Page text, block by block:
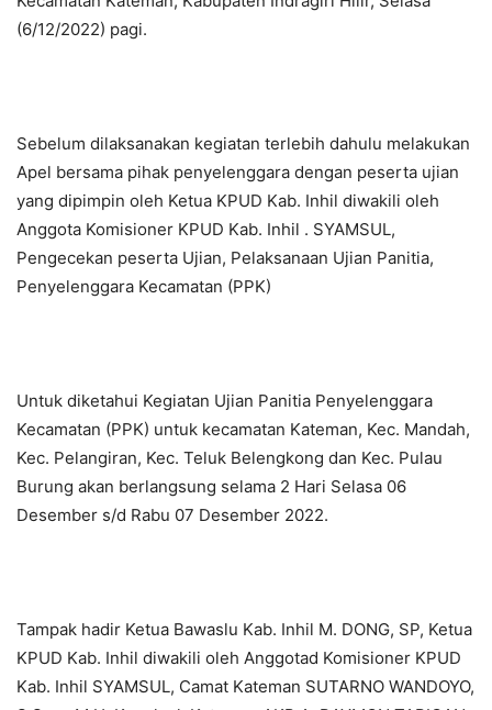
(6/12/2022) pagi.
Sebelum dilaksanakan kegiatan terlebih dahulu melakukan
Apel bersama pihak penyelenggara dengan peserta ujian
yang dipimpin oleh Ketua KPUD Kab. Inhil diwakili oleh
Anggota Komisioner KPUD Kab. Inhil . SYAMSUL,
Pengecekan peserta Ujian, Pelaksanaan Ujian Panitia,
Penyelenggara Kecamatan (PPK)
Untuk diketahui Kegiatan Ujian Panitia Penyelenggara
Kecamatan (PPK) untuk kecamatan Kateman, Kec. Mandah,
Kec. Pelangiran, Kec. Teluk Belengkong dan Kec. Pulau
Burung akan berlangsung selama 2 Hari Selasa 06
Desember s/d Rabu 07 Desember 2022.
Tampak hadir Ketua Bawaslu Kab. Inhil M. DONG, SP, Ketua
KPUD Kab. Inhil diwakili oleh Anggotad Komisioner KPUD
Kab. Inhil SYAMSUL, Camat Kateman SUTARNO WANDOYO,